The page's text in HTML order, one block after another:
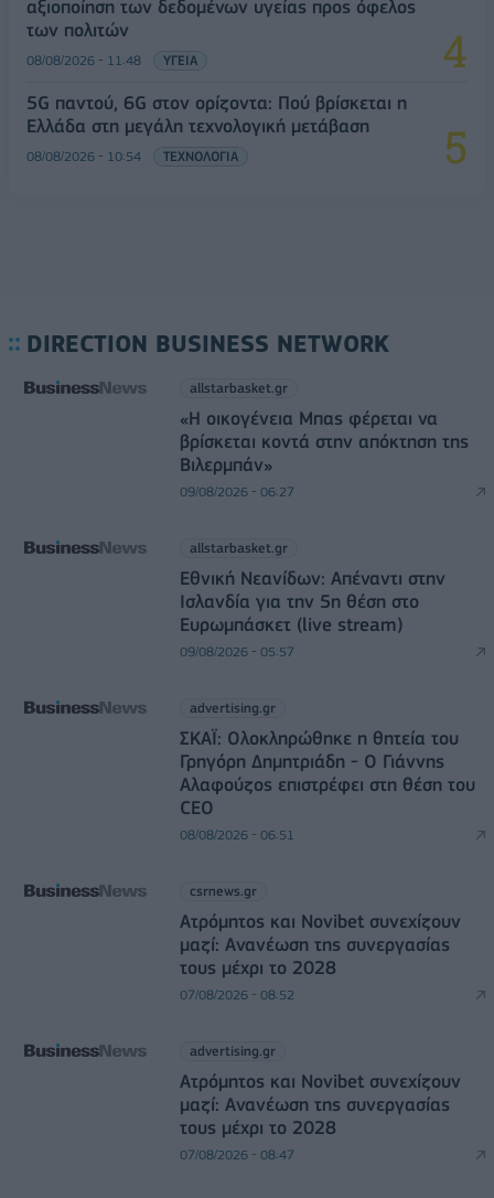
αξιοποίηση των δεδομένων υγείας προς όφελος
των πολιτών
08/08/2026 - 11:48 ΥΓΕΙΑ
5G παντού, 6G στον ορίζοντα: Πού βρίσκεται η
Ελλάδα στη μεγάλη τεχνολογική μετάβαση
08/08/2026 - 10:54 ΤΕΧΝΟΛΟΓΙΑ
DIRECTION BUSINESS NETWORK
allstarbasket.gr
«Η οικογένεια Μπας φέρεται να
βρίσκεται κοντά στην απόκτηση της
Βιλερμπάν»
09/08/2026 - 06:27
allstarbasket.gr
Εθνική Νεανίδων: Απέναντι στην
Ισλανδία για την 5η θέση στο
Ευρωμπάσκετ (live stream)
09/08/2026 - 05:57
advertising.gr
ΣΚΑΪ: Ολοκληρώθηκε η θητεία του
Γρηγόρη Δημητριάδη - Ο Γιάννης
Αλαφούζος επιστρέφει στη θέση του
CEO
08/08/2026 - 06:51
csrnews.gr
Ατρόμητος και Novibet συνεχίζουν
μαζί: Ανανέωση της συνεργασίας
τους μέχρι το 2028
07/08/2026 - 08:52
advertising.gr
Ατρόμητος και Novibet συνεχίζουν
μαζί: Ανανέωση της συνεργασίας
τους μέχρι το 2028
07/08/2026 - 08:47